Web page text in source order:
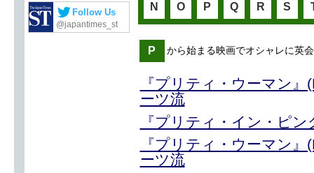
Follow Us
@japantimes_st
N O P Q R S
P から始まる映画でオシャレに英
『プリティ・ウーマン
ーツ流
『プリティ・イン・ピ
『プリティ・ウーマン
ーツ流